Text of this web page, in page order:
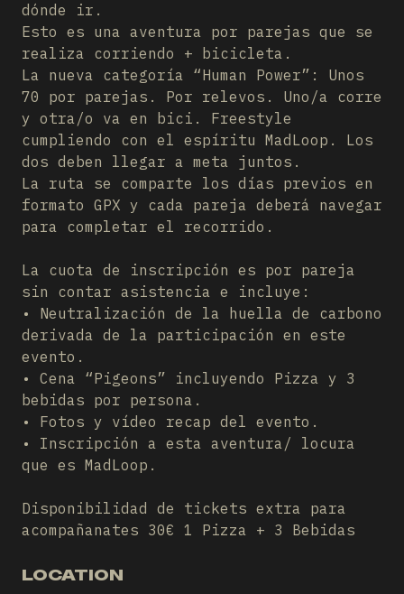
dónde ir.
Esto es una aventura por parejas que se
realiza corriendo + bicicleta.
La nueva categoría “Human Power”: Unos
70 por parejas. Por relevos. Uno/a corre
y otra/o va en bici. Freestyle
cumpliendo con el espíritu MadLoop. Los
dos deben llegar a meta juntos.
La ruta se comparte los días previos en
formato GPX y cada pareja deberá navegar
para completar el recorrido.
La cuota de inscripción es por pareja
sin contar asistencia e incluye:
•⁠ ⁠Neutralización de la huella de carbono
derivada de la participación en este
evento.
•⁠ ⁠⁠Cena “Pigeons” incluyendo Pizza y 3
bebidas por persona.
•⁠ ⁠⁠Fotos y vídeo recap del evento.
•⁠ ⁠⁠Inscripción a esta aventura/ locura
que es MadLoop.
Disponibilidad de tickets extra para
acompañanates 30€ 1 Pizza + 3 Bebidas
LOCATION